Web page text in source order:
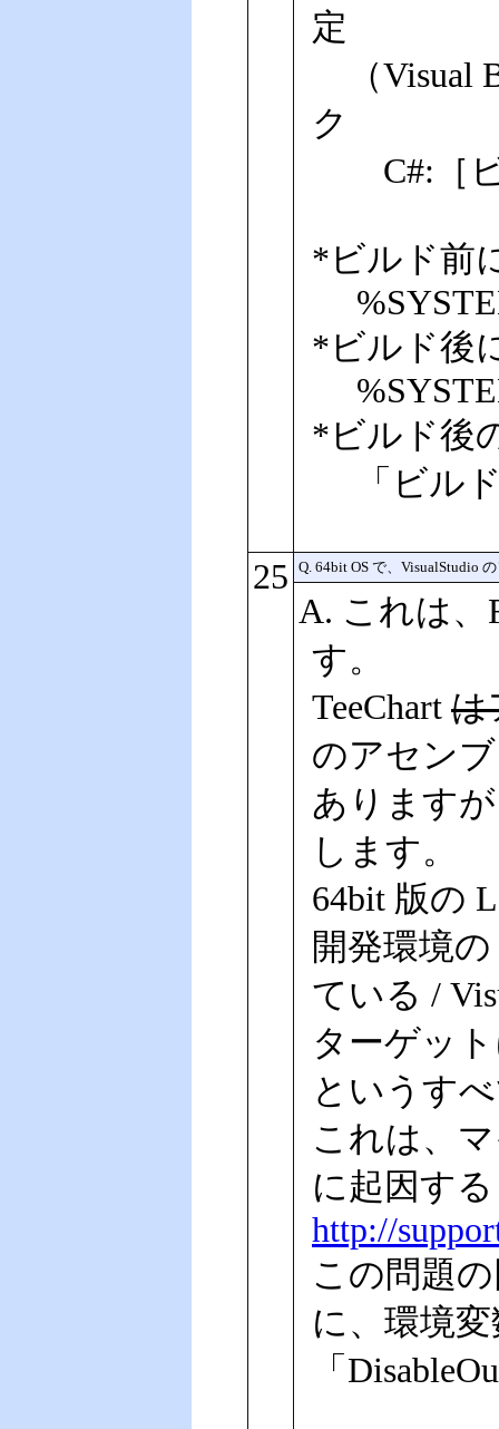
定
（Visual
ク
C#:［ビ
*ビルド前
*ビルド後
*ビルド後
「ビルド
25 Q. 64bit OS で、VisualStudio
A. これは、
す。
TeeChart は
のアセン
あります
します。
64bit 版の
開発環境
ている /
ターゲッ
というす
これは、
に起因す
http://
この問題
に、環境
「